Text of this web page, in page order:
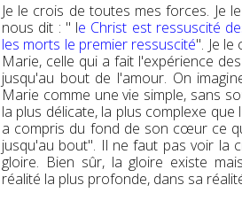
Je le crois de toutes mes forces. Je
nous dit : " le Christ est ressuscité
les morts le premier ressuscité". Je
Marie, celle qui a fait l'expérience
jusqu'au bout de l'amour. On
Marie comme une vie simple, sans
la plus délicate, la plus complexe que
a compris du fond de son cœur ce
jusqu'au bout". Il ne faut pas voir la
gloire. Bien sûr, la gloire existe
réalité la plus profonde, dans sa